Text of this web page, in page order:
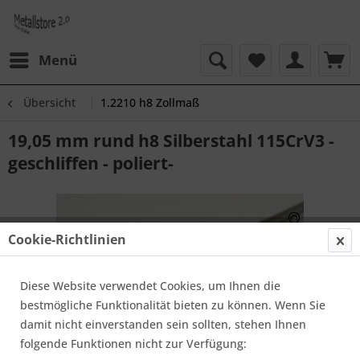
Menü
Übersicht 1.2210 h8 Zollmaß
19,05 mm rund h8 Silberstahl 115CrV3 -
geschliffen - poliert-
Cookie-Richtlinien
Diese Website verwendet Cookies, um Ihnen die
bestmögliche Funktionalität bieten zu können. Wenn Sie
damit nicht einverstanden sein sollten, stehen Ihnen
folgende Funktionen nicht zur Verfügung: